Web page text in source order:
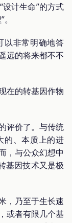
计生命”的方式
以非常明确地答
远的将来都不不
在的转基因作物
评价了。与传统
的、本质上的进
，与公众幻想中
基因技术又是极
，乃至于生长速
或者有限几个基